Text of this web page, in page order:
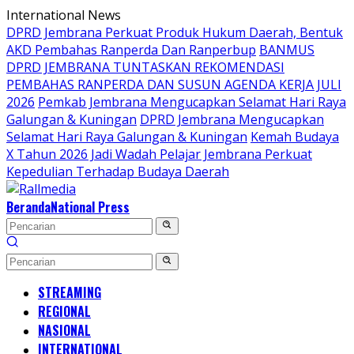
Langsung
ke
konten
International News
DPRD Jembrana Perkuat Produk Hukum Daerah, Bentuk
AKD Pembahas Ranperda Dan Ranperbup BANMUS
DPRD JEMBRANA TUNTASKAN REKOMENDASI
PEMBAHAS RANPERDA DAN SUSUN AGENDA KERJA JULI
2026 Pemkab Jembrana Mengucapkan Selamat Hari Raya
Galungan & Kuningan DPRD Jembrana Mengucapkan
Selamat Hari Raya Galungan & Kuningan Kemah Budaya
X Tahun 2026 Jadi Wadah Pelajar Jembrana Perkuat
Kepedulian Terhadap Budaya Daerah
BerandaNational Press
STREAMING
REGIONAL
NASIONAL
INTERNATIONAL